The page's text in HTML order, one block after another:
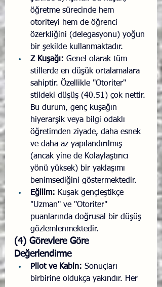
öğretme sürecinde hem
otoriteyi hem de öğrenci
özerkliğini (delegasyonu) yoğun
bir şekilde kullanmaktadır.
Z Kuşağı: Genel olarak tüm
stillerde en düşük ortalamalara
sahiptir. Özellikle "Otoriter"
stildeki düşüş (40.51) çok nettir.
Bu durum, genç kuşağın
hiyerarşik veya bilgi odaklı
öğretimden ziyade, daha esnek
ve daha az yapılandırılmış
(ancak yine de Kolaylaştırıcı
yönü yüksek) bir yaklaşımı
benimsediğini göstermektedir.
Eğilim: Kuşak gençleştikçe
"Uzman" ve "Otoriter"
puanlarında doğrusal bir düşüş
gözlemlenmektedir.
(4) Görevlere Göre
Değerlendirme
Pilot ve Kabin: Sonuçları
birbirine oldukça yakındır. Her